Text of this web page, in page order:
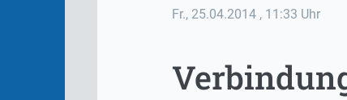
Fr., 25.04.2014 , 11:33 Uhr